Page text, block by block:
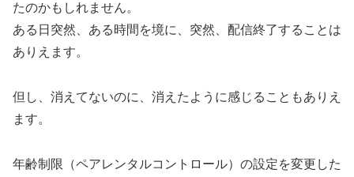
たのかもしれません。
ある日突然、ある時間を境に、突然、配信終了することは
ありえます。
但し、消えてないのに、消えたように感じることもありえ
ます。
年齢制限（ペアレンタルコントロール）の設定を変更した